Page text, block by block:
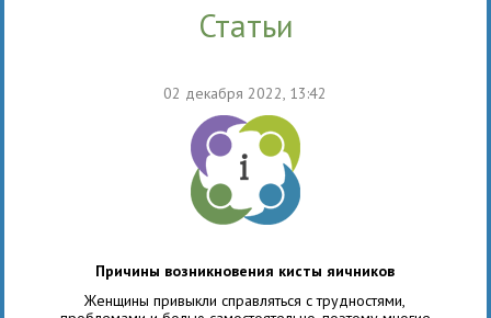
статьи
02 декабря 2022, 13:42
Причины возникновения кисты яичников
Женщины привыкли справляться с трудностями,